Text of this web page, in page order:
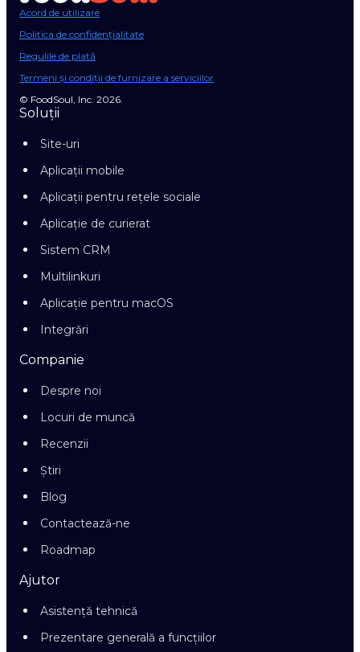
Acord de utilizare
Politica de confidențialitate
Regulile de plată
Termeni și condiții de furnizare a serviciilor
© FoodSoul, Inc. 2026.
Soluții
Site-uri
Aplicații mobile
Aplicații pentru rețele sociale
Aplicație de curierat
Sistem CRM
Multilinkuri
Aplicație pentru macOS
Integrări
Companie
Despre noi
Locuri de muncă
Recenzii
Știri
Blog
Contactează-ne
Roadmap
Ajutor
Asistență tehnică
Prezentare generală a funcțiilor